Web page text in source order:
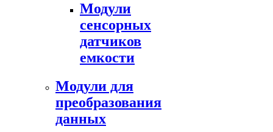
Модули
сенсорных
датчиков
емкости
Модули для
преобразования
данных